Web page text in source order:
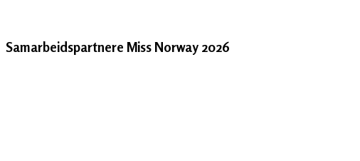
Samarbeidspartnere Miss Norway 2026